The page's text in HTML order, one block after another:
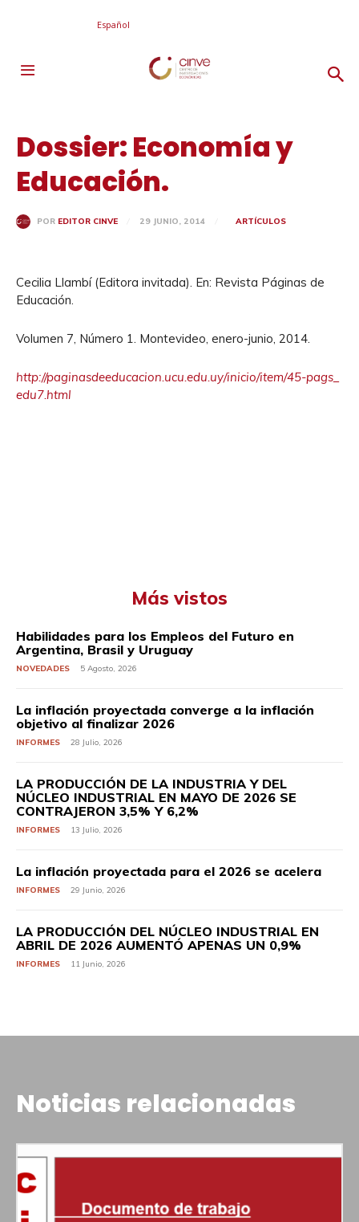
Español
Dossier: Economía y
Educación.
POR EDITOR CINVE 29 JUNIO, 2014 ARTÍCULOS
Cecilia Llambí (Editora invitada). En: Revista Páginas de
Educación.
Volumen 7, Número 1. Montevideo, enero-junio, 2014.
http://paginasdeeducacion.ucu.edu.uy/inicio/item/45-pags_
edu7.html
Más vistos
Habilidades para los Empleos del Futuro en
Argentina, Brasil y Uruguay
NOVEDADES 5 Agosto, 2026
La inflación proyectada converge a la inflación
objetivo al finalizar 2026
INFORMES 28 Julio, 2026
LA PRODUCCIÓN DE LA INDUSTRIA Y DEL
NÚCLEO INDUSTRIAL EN MAYO DE 2026 SE
CONTRAJERON 3,5% Y 6,2%
INFORMES 13 Julio, 2026
La inflación proyectada para el 2026 se acelera
INFORMES 29 Junio, 2026
LA PRODUCCIÓN DEL NÚCLEO INDUSTRIAL EN
ABRIL DE 2026 AUMENTÓ APENAS UN 0,9%
INFORMES 11 Junio, 2026
Noticias relacionadas